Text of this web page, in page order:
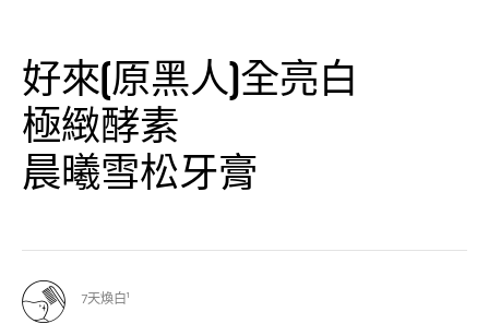
好來(原黑人)全亮白
極緻酵素
晨曦雪松牙膏
7天煥白¹